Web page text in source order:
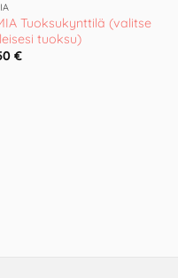
Tuoksukynttilä (valitse
tuoksu)
€